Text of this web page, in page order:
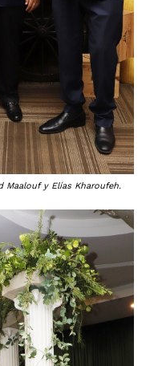
Maalouf y Elías Kharoufeh.